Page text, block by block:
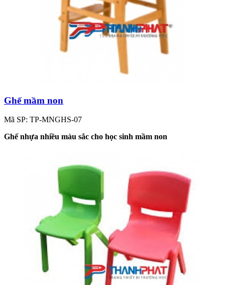
Ghế mầm non
Mã SP: TP-MNGHS-07
Ghế nhựa nhiều màu sắc cho học sinh mầm non